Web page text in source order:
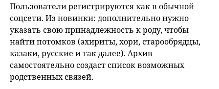
Пользователи регистрируются как в обычной
соцсети. Из новинки: дополнительно нужно
указать свою принадлежность к роду, чтобы
найти потомков (эхириты, хори, старообрядцы,
казаки, русские и так далее). Архив
самостоятельно создаст список возможных
родственных связей.